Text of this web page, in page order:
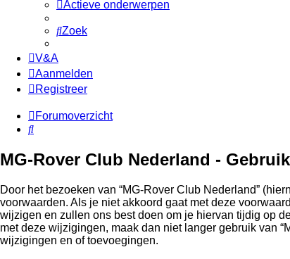
Actieve onderwerpen
Zoek
V&A
Aanmelden
Registreer
Forumoverzicht
Zoek
MG-Rover Club Nederland -
Door het bezoeken van “MG-Rover Club Nederland”
voorwaarden. Als je niet akkoord gaat met deze
wijzigen en zullen ons best doen om je hiervan tijdig op
met deze wijzigingen, maak dan niet langer gebruik van
wijzigingen en of toevoegingen.